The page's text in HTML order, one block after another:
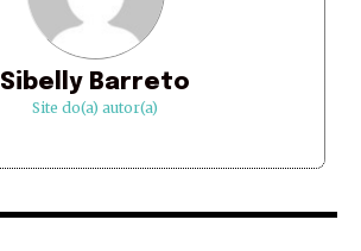
Sibelly Barreto
Site do(a) autor(a)